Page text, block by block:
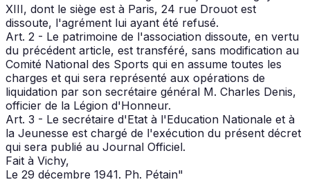
XIII, dont le siège est à Paris, 24 rue Drouot est
dissoute, l'agrément lui ayant été refusé.
Art. 2 - Le patrimoine de l'association dissoute, en vertu
du précédent article, est transféré, sans modification au
Comité National des Sports qui en assume toutes les
charges et qui sera représenté aux opérations de
liquidation par son secrétaire général M. Charles Denis,
officier de la Légion d'Honneur.
Art. 3 - Le secrétaire d'Etat à l'Education Nationale et à
la Jeunesse est chargé de l'exécution du présent décret
qui sera publié au Journal Officiel.
Fait à Vichy,
Le 29 décembre 1941. Ph. Pétain"